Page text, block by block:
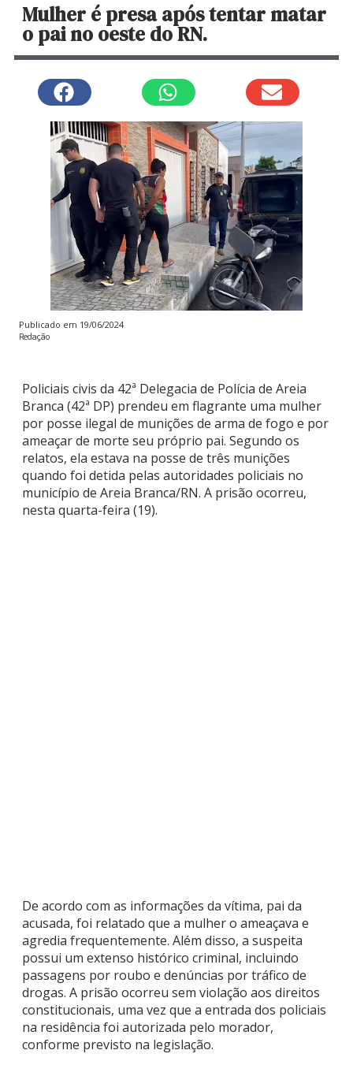
Mulher é presa após tentar matar
o pai no oeste do RN.
Publicado em 19/06/2024
Redação
Policiais civis da 42ª Delegacia de Polícia de Areia
Branca (42ª DP) prendeu em flagrante uma mulher
por posse ilegal de munições de arma de fogo e por
ameaçar de morte seu próprio pai. Segundo os
relatos, ela estava na posse de três munições
quando foi detida pelas autoridades policiais no
município de Areia Branca/RN. A prisão ocorreu,
nesta quarta-feira (19).
De acordo com as informações da vítima, pai da
acusada, foi relatado que a mulher o ameaçava e
agredia frequentemente. Além disso, a suspeita
possui um extenso histórico criminal, incluindo
passagens por roubo e denúncias por tráfico de
drogas. A prisão ocorreu sem violação aos direitos
constitucionais, uma vez que a entrada dos policiais
na residência foi autorizada pelo morador,
conforme previsto na legislação.